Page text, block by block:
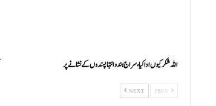
اللہ شکر کیوں ادا کیا، سراج ہندو انتہاپسندوں کے نشانے پر
NEXT